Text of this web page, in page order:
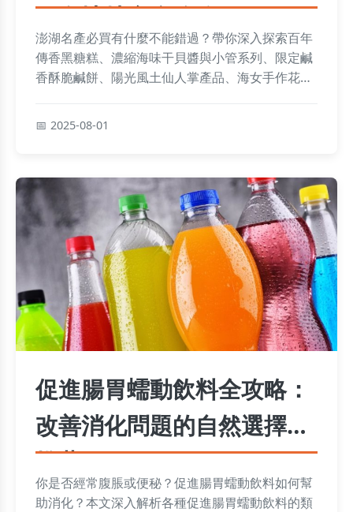
及在地特產全攻略
澎湖名產必買有什麼不能錯過？帶你深入探索百年
傳香黑糖糕、濃縮海味干貝醬與小管系列、限定鹹
香酥脆鹹餅、陽光風土仙人掌產品、海女手作花枝
2025-08-01
促進腸胃蠕動飲料全攻略：
改善消化問題的自然選擇與
推薦
你是否經常腹脹或便秘？促進腸胃蠕動飲料如何幫
助消化？本文深入解析各種促進腸胃蠕動飲料的類